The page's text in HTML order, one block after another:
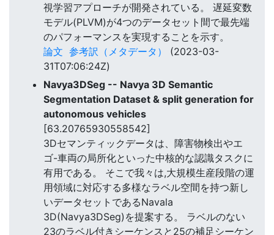
視学習アプローチが開発されている。 遅延変数
モデル(PLVM)が4つのデータセット間で最先端
のパフォーマンスを実現することを示す。
論文 参考訳（メタデータ）
(2023-03-
31T07:06:24Z)
Navya3DSeg -- Navya 3D Semantic
Segmentation Dataset & split generation for
autonomous vehicles
[63.20765930558542]
3Dセマンティックデータは、障害物検出やエ
ゴ-車両の局所化といった中核的な認識タスクに
有用である。 そこで我々は,大規模生産段階の運
用領域に対応する多様なラベル空間を持つ新し
いデータセットであるNavala
3D(Navya3DSeg)を提案する。 ラベルのない
23のラベル付きシーケンスと25の補足シーケン